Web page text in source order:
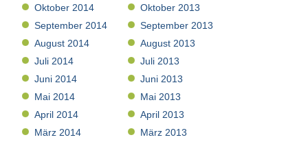
Oktober 2014
September 2014
August 2014
Juli 2014
Juni 2014
Mai 2014
April 2014
März 2014
Oktober 2013
September 2013
August 2013
Juli 2013
Juni 2013
Mai 2013
April 2013
März 2013